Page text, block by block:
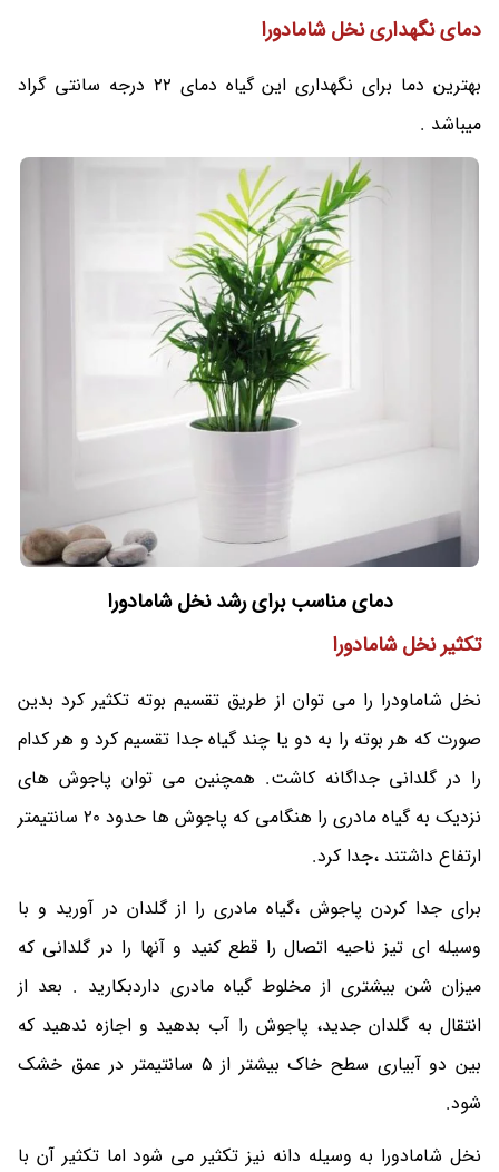
دمای نگهدارینخل شامادورا
بهترین دما برای نگهداری این گیاه دمای 22 درجه سانتی گراد
میباشد .
دمای مناسب برای رشد نخل شامادورا
تکثیرنخل شامادورا
نخل شاماودرا را می توان از طریق تقسیم بوته تکثیر کرد بدین
صورت که هر بوته را به دو یا چند گیاه جدا تقسیم کرد و هر کدام
را در گلدانی جداگانه کاشت. همچنین می توان پاجوش های
نزدیک به گیاه مادری را هنگامی که پاجوش ها حدود 20 سانتیمتر
ارتفاع داشتند ،جدا کرد.
برای جدا کردن پاجوش ،گیاه مادری را از گلدان در آورید و با
وسیله ای تیز ناحیه اتصال را قطع کنید و آنها را در گلدانی که
میزان شن بیشتری از مخلوط گیاه مادری داردبکارید . بعد از
انتقال به گلدان جدید، پاجوش را آب بدهید و اجازه ندهید که
بین دو آبیاری سطح خاک بیشتر از 5 سانتیمتر در عمق خشک
شود.
نخل شامادورا به وسیله دانه نیز تکثیر می شود اما تکثیر آن با